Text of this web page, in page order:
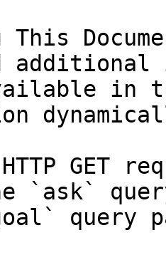
This
in
GET
`ask`
query